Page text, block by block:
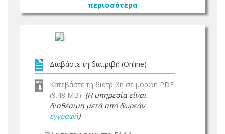
περισσότερα
Διαβάστε τη διατριβή (Online)
Κατεβάστε τη διατριβή σε μορφή PDF
(9.48 MB) (Η υπηρεσία είναι
διαθέσιμη μετά από δωρεάν
εγγραφή)